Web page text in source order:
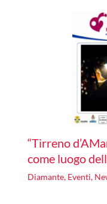
“Tirreno
come luogo
Diamante, Eventi,